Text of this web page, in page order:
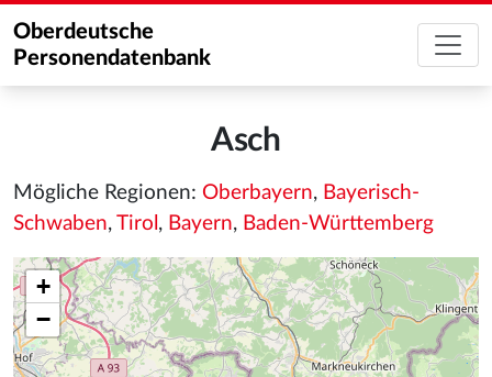
Oberdeutsche
Personendatenbank
Asch
Mögliche Regionen: Oberbayern, Bayerisch-
Schwaben, Tirol , Bayern, Baden-Württemberg
+
−